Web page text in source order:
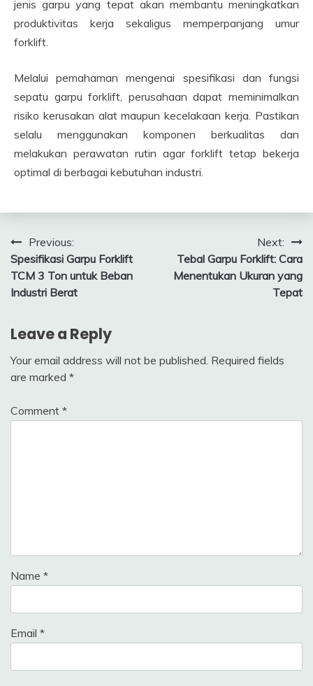
jenis garpu yang tepat akan membantu meningkatkan
produktivitas kerja sekaligus memperpanjang umur
forklift.
Melalui pemahaman mengenai spesifikasi dan fungsi
sepatu garpu forklift, perusahaan dapat meminimalkan
risiko kerusakan alat maupun kecelakaan kerja. Pastikan
selalu menggunakan komponen berkualitas dan
melakukan perawatan rutin agar forklift tetap bekerja
optimal di berbagai kebutuhan industri.
Post
navigation
Previous:
Spesifikasi Garpu Forklift
TCM 3 Ton untuk Beban
Industri Berat
Next:
Tebal Garpu Forklift: Cara
Menentukan Ukuran yang
Tepat
Leave a Reply
Your email address will not be published. Required fields
are marked *
Comment *
Name *
Email *